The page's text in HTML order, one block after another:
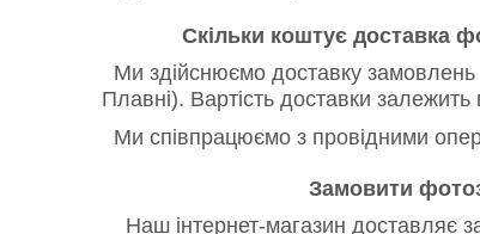
Скільки коштує доставка
Ми здійснюємо доставку
Плавні). Вартість доставки
Ми співпрацюємо з провідними
Замовити
Наш інтернет-магазин доставляє